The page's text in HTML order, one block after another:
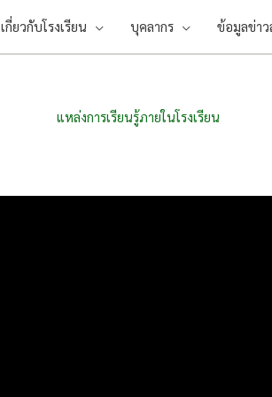
เกี่ยวกับโรงเรียน บุคลากร ข้อมูลข่าว
แหล่งการเรียนรู้ภายในโรงเรียน